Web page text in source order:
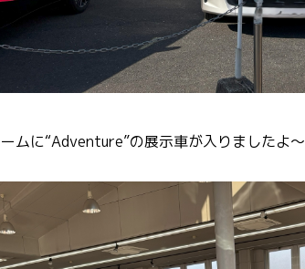
ムに“Adventure”の展示車が入りましたよ～